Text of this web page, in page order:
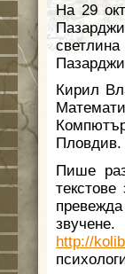
На 29
Кирил
Пловдив.
Пише
http://